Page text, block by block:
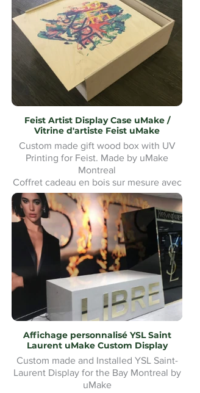
Feist Artist Display Case uMake /
Vitrine d'artiste Feist uMake
Custom made gift wood box with UV
Printing for Feist. Made by uMake
Montreal
Coffret cadeau en bois sur mesure avec
impression UV pour Feist. Fabriqué par
uMake Montréal
Affichage personnalisé YSL Saint
Laurent uMake Custom Display
Custom made and Installed YSL Saint-
Laurent Display for the Bay Montreal by
uMake